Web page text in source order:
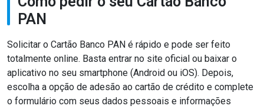
PAN
Solicitar o Cartão Banco PAN é rápido e pode ser feito
totalmente online. Basta entrar no site oficial ou baixar o
aplicativo no seu smartphone (Android ou iOS). Depois,
escolha a opção de adesão ao cartão de crédito e complete
o formulário com seus dados pessoais e informações